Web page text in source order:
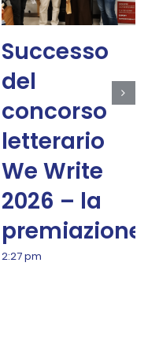
Successo
del
concorso
letterario
We Write
2026 – la
premiazione
2:27 pm